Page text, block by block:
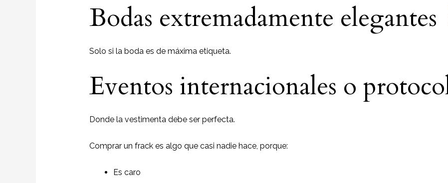
Bodas extremadamente elegantes
Solo si la boda es de máxima etiqueta.
Eventos internacionales o
Donde la vestimenta debe ser perfecta.
Comprar un frack es algo que casi nadie hace, porque:
Es caro